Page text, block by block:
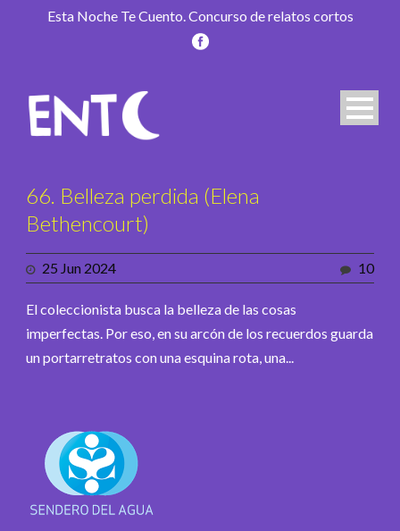
Esta Noche Te Cuento. Concurso de relatos cortos
66. Belleza perdida (Elena
Bethencourt)
25 Jun 2024 10
El coleccionista busca la belleza de las cosas
imperfectas. Por eso, en su arcón de los recuerdos guarda
un portarretratos con una esquina rota, una...